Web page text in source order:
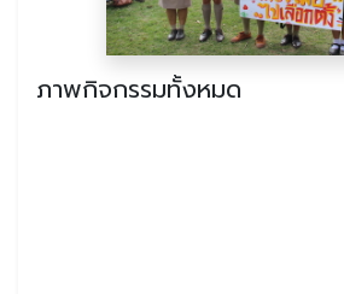
ภาพกิจกรรมทั้งหมด